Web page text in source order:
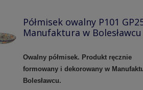
Półmisek owalny P101
Manufaktura w Bolesławcu
Owalny półmisek. Produkt ręcznie
formowany i dekorowany w
Bolesławcu.